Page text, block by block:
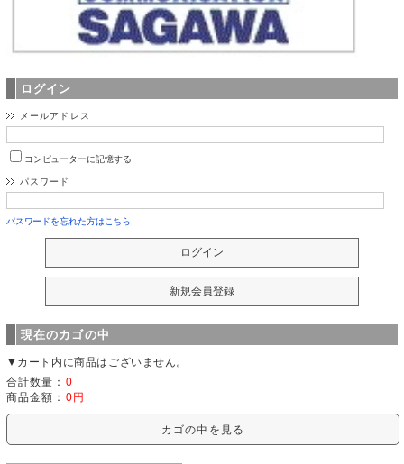
ログイン
メールアドレス
コンピューターに記憶する
パスワード
パスワードを忘れた方はこちら
現在のカゴの中
▼カート内に商品はございません。
合計数量： 0
商品金額： 0円
カゴの中を見る